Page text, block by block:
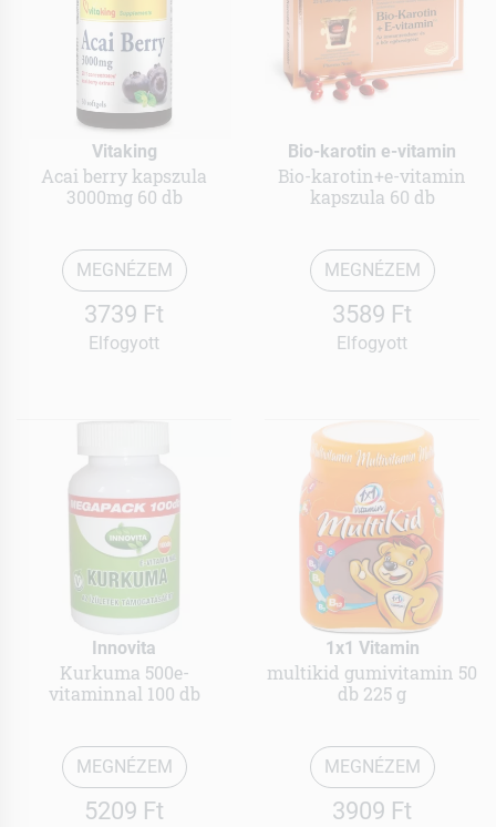
Vitaking
Acai berry kapszula
3000mg 60 db
MEGNÉZEM
3739 Ft
Elfogyott
Bio-karotin e-vitamin
Bio-karotin+e-vitamin
kapszula 60 db
MEGNÉZEM
3589 Ft
Elfogyott
Innovita
Kurkuma 500e-
vitaminnal 100 db
MEGNÉZEM
5209 Ft
1x1 Vitamin
multikid gumivitamin 50
db 225 g
MEGNÉZEM
3909 Ft